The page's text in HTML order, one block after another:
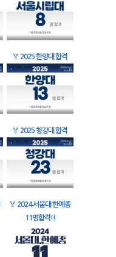
🏅 2025 한양대 합격
🏅 2025 청강대 합격
🏅 2024 서울대 한예종
11명합격!!